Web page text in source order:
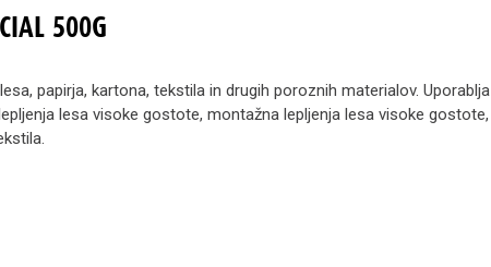
500G
papirja, kartona, tekstila in drugih poroznih materialov. Uporablja
lesa visoke gostote, montažna lepljenja lesa visoke gostote,